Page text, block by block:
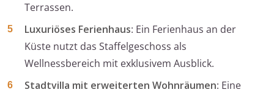
Terrassen.
Luxuriöses Ferienhaus: Ein Ferienhaus an der
Küste nutzt das Staffelgeschoss als
Wellnessbereich mit exklusivem Ausblick.
Stadtvilla mit erweiterten Wohnräumen: Eine